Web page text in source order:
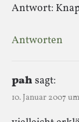
Antwort:
Antworten
pah sagt:
10. Januar 2007